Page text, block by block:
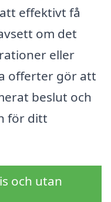
effektivt få
om det
eller
offerter gör att
beslut och
för ditt
och utan